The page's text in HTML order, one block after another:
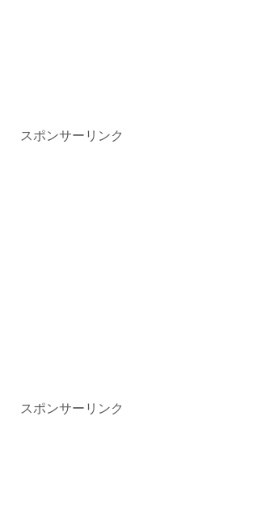
スポンサーリンク
スポンサーリンク